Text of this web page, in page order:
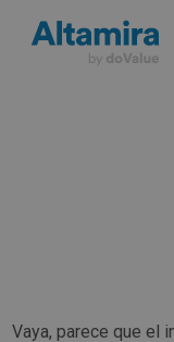
Vaya, parece que el